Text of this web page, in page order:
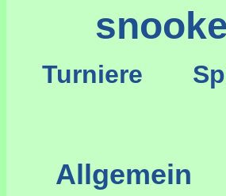
Turniere
Allgemein